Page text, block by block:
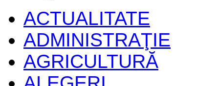
ACTUALITATE
ADMINISTRAŢIE
AGRICULTURĂ